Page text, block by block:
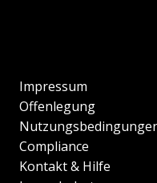
Impressum
Offenlegung
Compliance
Kontakt & Hilfe